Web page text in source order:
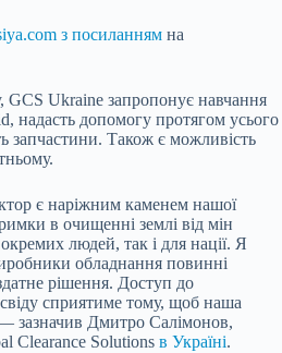
з посиланням на
GCS Ukraine запропонує навчання
надасть допомогу протягом усього
запчастини. Також є можливість
є наріжним каменем нашої
в очищенні землі від мін
людей, так і для нації. Я
обладнання повинні
рішення. Доступ до
сприятиме тому, щоб наша
зазначив Дмитро Салімонов,
Clearance Solutions в Україні.